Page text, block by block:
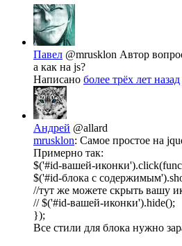
Павел @mrusklon Автор
а как на js?
Написано более трёх лет назад
Андрей @allard
mrusklon: Самое простое на
Примерно так:
$('#id-вашей-
$('#id-блока с
//тут же можете скрыть вашу
// $('#id-вашей-иконки').hide();
});
Все стили для блока нужно